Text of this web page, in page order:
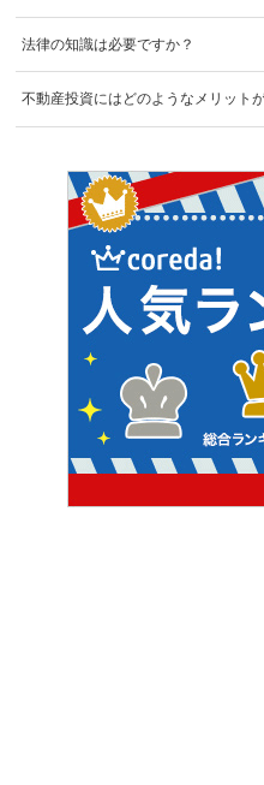
法律の知識は必要ですか？
不動産投資にはどのようなメリット